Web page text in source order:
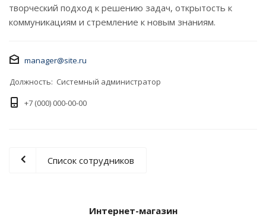
творческий подход к решению задач, открытость к
коммуникациям и стремление к новым знаниям.
manager@site.ru
Должность: Системный администратор
+7 (000) 000-00-00
Список сотрудников
Интернет-магазин